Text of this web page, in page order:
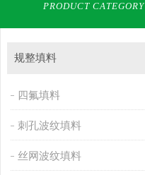
PRODUCT CATEGORY
规整填料
四氟填料
刺孔波纹填料
丝网波纹填料